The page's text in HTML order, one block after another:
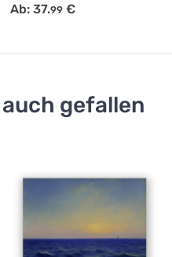
Ab: 37.99 €
gefallen